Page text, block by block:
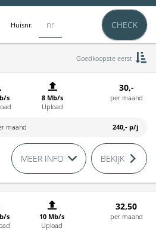
Huisnr. CHECK
Goedkoopste eerst
s
8 Mb/s
Upload
30,-
per maand
maand 240,- p/j
MEER INFO BEKIJK
s
10 Mb/s
Upload
32,50
per maand